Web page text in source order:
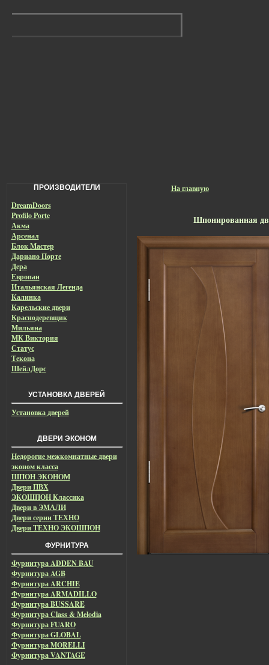
ПРОИЗВОДИТЕЛИ
DreamDoors
Profilo Porte
Акма
Арсенал
Блок Мастер
Дариано Порте
Дера
Европан
Итальянская Легенда
Калинка
Карельские двери
Краснодеревщик
Мильяна
МК Виктория
Статус
Текона
ШейлДорс
УСТАНОВКА ДВЕРЕЙ
Установка дверей
ДВЕРИ ЭКОНОМ
Недорогие межкомнатные двери
эконом класса
ШПОН ЭКОНОМ
Двери ПВХ
ЭКОШПОН Классика
Двери в ЭМАЛИ
Двери серии ТЕХНО
Двери ТЕХНО ЭКОШПОН
ФУРНИТУРА
Фурнитура ADDEN BAU
Фурнитура AGB
Фурнитура ARCHIE
Фурнитура ARMADILLO
Фурнитура BUSSARE
Фурнитура Class & Melodia
Фурнитура FUARO
Фурнитура GLOBAL
Фурнитура MORELLI
Фурнитура VANTAGE
На главную
Шпонированная